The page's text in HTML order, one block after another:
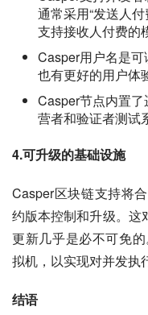
通常采用“发送人
支持接收人付费的
Casper用户名是可
也有更好的用户体
Casper节点内置
营者和验证者测试
4.可升级的基础设施
Casper区块链支持将
约版本控制和升级。这
更新几乎是必不可免
拟机，以实现对并发执
结语